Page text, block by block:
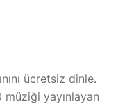
ücretsiz dinle.
yayınlayan